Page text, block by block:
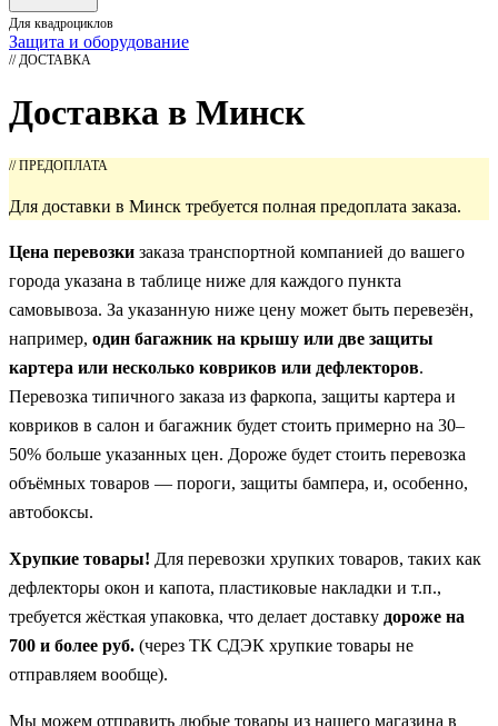
Для квадроциклов
Защита и оборудование
// ДОСТАВКА
Доставка в Минск
// ПРЕДОПЛАТА
Для доставки в Минск требуется полная предоплата заказа.
Цена перевозки заказа транспортной компанией до вашего
города указана в таблице ниже для каждого пункта
самовывоза. За указанную ниже цену может быть перевезён,
например, один багажник на крышу или две защиты
картера или несколько ковриков или дефлекторов.
Перевозка типичного заказа из фаркопа, защиты картера и
ковриков в салон и багажник будет стоить примерно на 30–
50% больше указанных цен. Дороже будет стоить перевозка
объёмных товаров — пороги, защиты бампера, и, особенно,
автобоксы.
Хрупкие товары! Для перевозки хрупких товаров, таких как
дефлекторы окон и капота, пластиковые накладки и т.п.,
требуется жёсткая упаковка, что делает доставку дороже на
700 и более руб. (через ТК СДЭК хрупкие товары не
отправляем вообще).
Мы можем отправить любые товары из нашего магазина в